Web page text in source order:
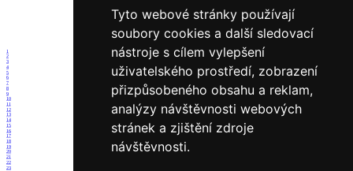
Tyto webové stránky používají
soubory cookies a další sledovací
nástroje s cílem vylepšení
uživatelského prostředí, zobrazení
přizpůsobeného obsahu a reklam,
analýzy návštěvnosti webových
stránek a zjištění zdroje
návštěvnosti.
1
2
3
4
5
6
7
8
9
10
11
12
13
14
15
16
17
18
19
20
21
22
23